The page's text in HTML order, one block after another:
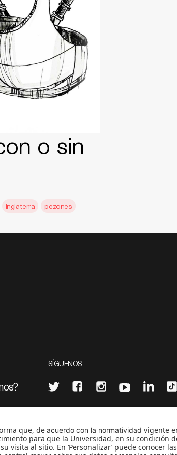
o sin
Inglaterra pezones
SÍGUENOS
CONTÁCTANOS
cerosetenta@uniandes.edu.co